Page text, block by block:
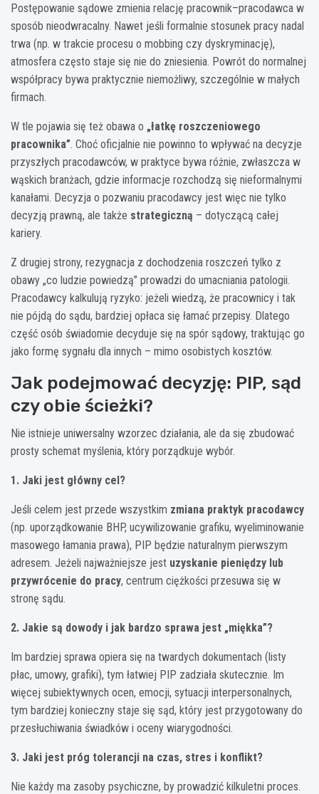
Postępowanie sądowe zmienia relację pracownik–pracodawca w
sposób nieodwracalny. Nawet jeśli formalnie stosunek pracy nadal
trwa (np. w trakcie procesu o mobbing czy dyskryminację),
atmosfera często staje się nie do zniesienia. Powrót do normalnej
współpracy bywa praktycznie niemożliwy, szczególnie w małych
firmach.
W tle pojawia się też obawa o „łatkę roszczeniowego
pracownika”. Choć oficjalnie nie powinno to wpływać na decyzje
przyszłych pracodawców, w praktyce bywa różnie, zwłaszcza w
wąskich branżach, gdzie informacje rozchodzą się nieformalnymi
kanałami. Decyzja o pozwaniu pracodawcy jest więc nie tylko
decyzją prawną, ale także strategiczną – dotyczącą całej
kariery.
Z drugiej strony, rezygnacja z dochodzenia roszczeń tylko z
obawy „co ludzie powiedzą” prowadzi do umacniania patologii.
Pracodawcy kalkulują ryzyko: jeżeli wiedzą, że pracownicy i tak
nie pójdą do sądu, bardziej opłaca się łamać przepisy. Dlatego
część osób świadomie decyduje się na spór sądowy, traktując go
jako formę sygnału dla innych – mimo osobistych kosztów.
Jak podejmować decyzję: PIP, sąd
czy obie ścieżki?
Nie istnieje uniwersalny wzorzec działania, ale da się zbudować
prosty schemat myślenia, który porządkuje wybór.
1. Jaki jest główny cel?
Jeśli celem jest przede wszystkim zmiana praktyk pracodawcy
(np. uporządkowanie BHP, ucywilizowanie grafiku, wyeliminowanie
masowego łamania prawa), PIP będzie naturalnym pierwszym
adresem. Jeżeli najważniejsze jest uzyskanie pieniędzy lub
przywrócenie do pracy, centrum ciężkości przesuwa się w
stronę sądu.
2. Jakie są dowody i jak bardzo sprawa jest „miękka”?
Im bardziej sprawa opiera się na twardych dokumentach (listy
płac, umowy, grafiki), tym łatwiej PIP zadziała skutecznie. Im
więcej subiektywnych ocen, emocji, sytuacji interpersonalnych,
tym bardziej konieczny staje się sąd, który jest przygotowany do
przesłuchiwania świadków i oceny wiarygodności.
3. Jaki jest próg tolerancji na czas, stres i konflikt?
Nie każdy ma zasoby psychiczne, by prowadzić kilkuletni proces.